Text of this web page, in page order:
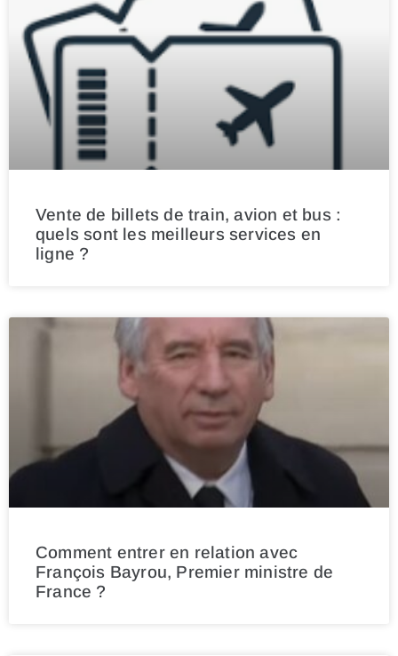
Vente de billets de train, avion et bus :
quels sont les meilleurs services en
ligne ?
Comment entrer en relation avec
François Bayrou, Premier ministre de
France ?